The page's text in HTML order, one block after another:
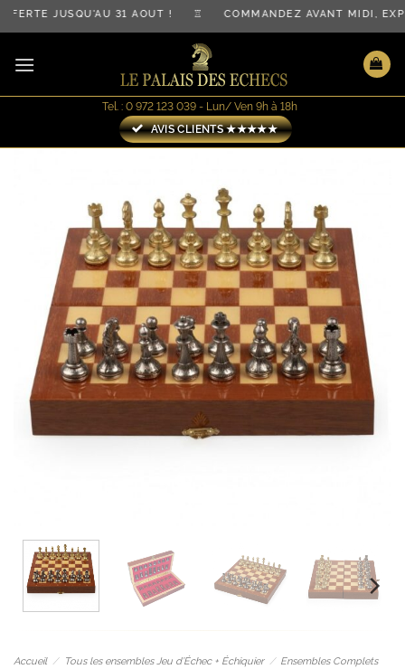
Passer
au
contenu
JUSQU'AU 31 AOÛT ! ♖ COMMANDEZ AVANT MIDI,
Tel. : 0 972 123 039 - Lun/ Ven 9h à 18h
AVIS CLIENTS ★★★★★
Accueil / Tous les ensembles Jeu d’Échec + Échiquier / Ensembles Complets